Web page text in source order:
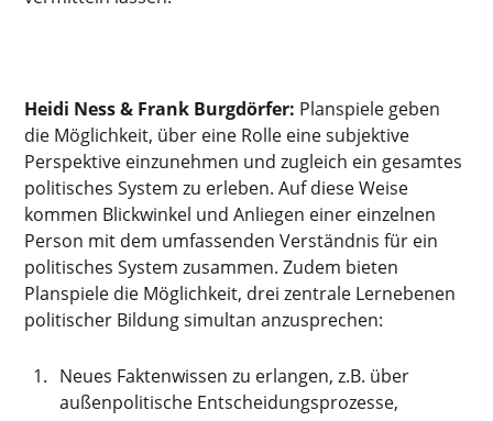
Heidi Ness & Frank Burgdörfer: Planspiele geben
die Möglichkeit, über eine Rolle eine subjektive
Perspektive einzunehmen und zugleich ein gesamtes
politisches System zu erleben. Auf diese Weise
kommen Blickwinkel und Anliegen einer einzelnen
Person mit dem umfassenden Verständnis für ein
politisches System zusammen. Zudem bieten
Planspiele die Möglichkeit, drei zentrale Lernebenen
politischer Bildung simultan anzusprechen:
Neues Faktenwissen zu erlangen, z.B. über
außenpolitische Entscheidungsprozesse,